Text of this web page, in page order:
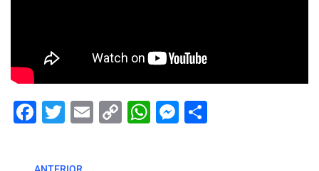
Facebook
Twitter
EmailCopyWhatsApp
Messenger
ANTERIOR